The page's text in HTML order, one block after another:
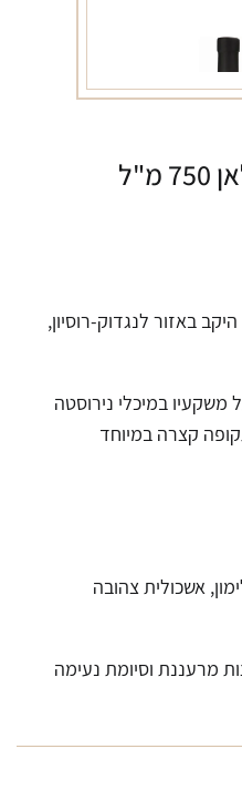
באזור לנגדוק-רוסיון,
משקעיו במיכלי נירוסטה
קצרה במיוחד
אשכולית צהובה
מרעננת וסיומת נעימה